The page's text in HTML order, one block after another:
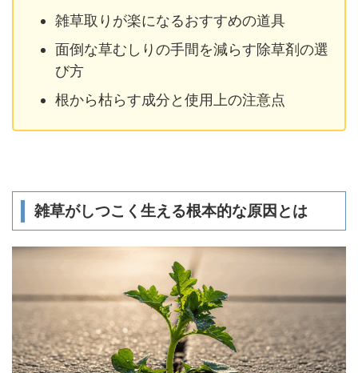
雑草取りが楽になるおすすめの道具
面倒な草むしりの手間を減らす除草剤の選
び方
根から枯らす成分と使用上の注意点
雑草がしつこく生える根本的な原因とは